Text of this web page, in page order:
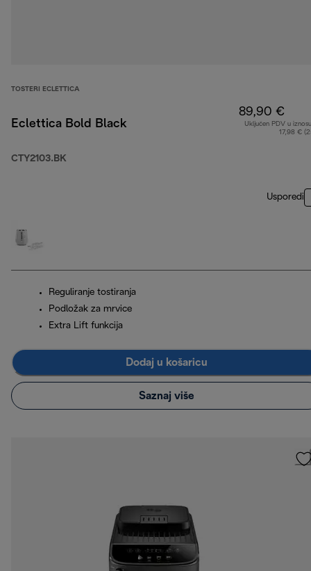
TOSTERI ECLETTICA
Eclettica Bold Black
CTY2103.BK
89,90 €
Uključen PDV u
17,98 €
Usporedi
Reguliranje tostiranja
Podložak za mrvice
Extra Lift funkcija
Dodaj u košaricu
Saznaj više